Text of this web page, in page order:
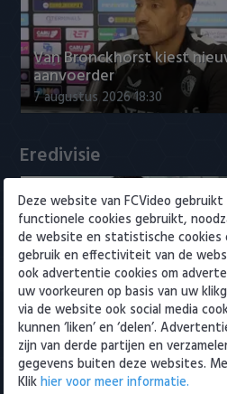
Vitesse
VVV Venlo
Willem II
Van Bronckhorst kiest
aanvoerder
7 augustus 2026 18:30
Eredivisie
Rogier Meijer revreden
voorbereiding Sparta
7 augustus 2026 19:11
Samenvattingen
Deze website van FCVideo gebruikt
functionele cookies gebruikt,
de website en statistische
gebruik en effectiviteit van de
ook advertentie cookies om
uw voorkeuren op basis van uw
via de website ook social media
kunnen ‘liken’ en ‘delen’.
zijn van derde partijen en
gegevens buiten deze websites.
Klikhier voor meer informatie.